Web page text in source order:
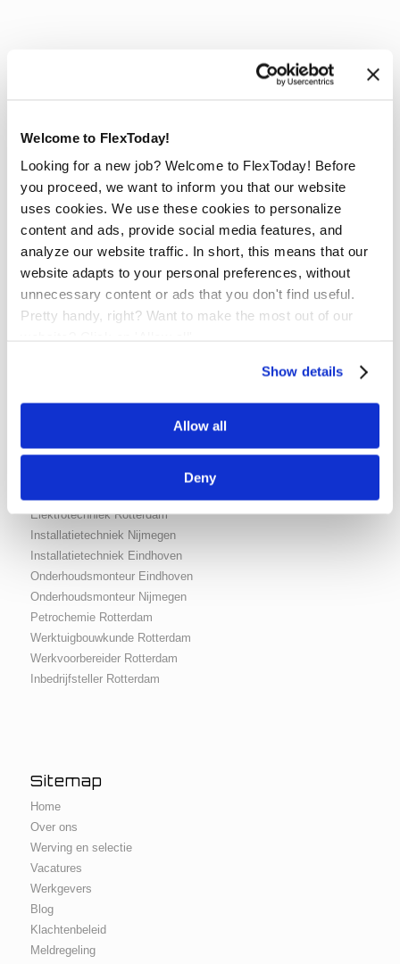
Welcome to FlexToday!
Looking for a new job? Welcome to FlexToday! Before
you proceed, we want to inform you that our website
uses cookies. We use these cookies to personalize
content and ads, provide social media features, and
analyze our website traffic. In short, this means that our
website adapts to your personal preferences, without
unnecessary content or ads that you don't find useful.
Pretty handy, right? Want to make the most out of our
Show details
Allow all
Deny
Stuur ons een bericht
Operator Eindhoven
Elektrotechniek Rotterdam
Installatietechniek Nijmegen
Installatietechniek Eindhoven
Onderhoudsmonteur Eindhoven
Onderhoudsmonteur Nijmegen
Petrochemie Rotterdam
Werktuigbouwkunde Rotterdam
Werkvoorbereider Rotterdam
Inbedrijfsteller Rotterdam
Sitemap
Home
Over ons
Werving en selectie
Vacatures
Werkgevers
Blog
Klachtenbeleid
Meldregeling